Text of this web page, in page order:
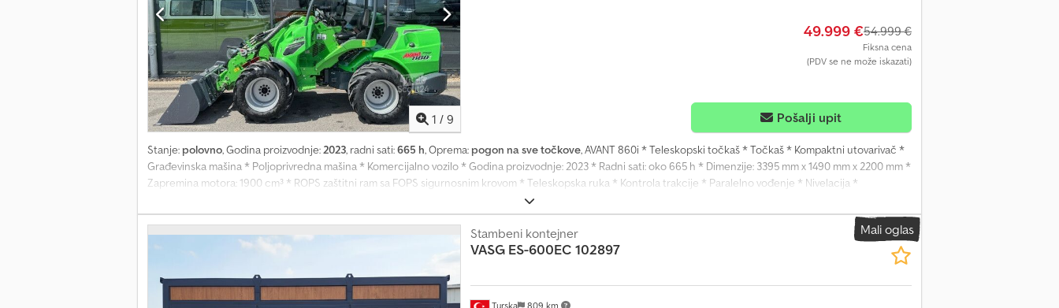
1 / 9
49.999 €54.999 €
Fiksna cena
(PDV se ne može iskazati)
Pošalji upit
Stanje: polovno, Godina proizvodnje:2023, radni sati:665 h, Oprema: pogon na sve točkove, AVANT 860i * Teleskopski točkaš * Točkaš * Kompaktni utovarivač *
Građevinska mašina * Poljoprivredna mašina * Komercijalno vozilo * Godina proizvodnje: 2023 * Radni sati: oko 665 h * Dimenzije: 3395 mm x 1490 mm x 2200 mm *
Zapremina motora: 1900 cm³ * ROPS zaštitni ram sa FOPS sigurnosnim krovom * Teleskopska ruka * Kontrola trakcije * Paralelno vođenje * Nivelacija *
Amortizovano sedište sa grejačem, naslonima za ruke i pojasom * 2 LED radna svetla * Hladnjak hidrauličnog ulja * Integrisano zadnje teg 275 kg * 180 kg bočni
tegovi * Hidraulična parkirna kočnica * Brojač obrtaja, brojač radnih sati, pokazivač temperature * Pomoćna hidraulika sa brzim sistemom promene (multispojka)
Dcjdpowv Dgaofx Aatsk * Težina 2540 kg * Standardne gume 380/55-17 AS * Pogon: hidrostatik, Avant OptidriveTM * Maksimalna brzina: 30 km/h * Dodatna
hidraulika: 80 l/min, 225 bar * Poluprečnik okretanja unutrašnji/spoljašnji: 1370 / 2990 mm * Maks. visina podizanja: 3500 mm * Maks. nosivost: 1900 kg * Maks. sila
kidanja/na 500 mm: 2200 kg * Proizvođač motora i tip: Kohler KDI 1903TCR Stage V * Snaga (ISO bruto): 41 kW (56 KS) * Maks. obrtni moment: 220 Nm @ 1500 o/min
* Gorivo: dizel Priključci kao što su viljuške za palete, kašika, plug za sneg ili malčer mogu se kupiti uz doplatu! PAŽNJA!!!!! OBAVEZNO PROČITATI!!!!! Izričito
zadržavamo pravo međuprodaje, jer ovaj artikal nudimo i na drugim portalima. Savetujemo detaljan pregled i proveru, kako ne bi došlo do pogrešnih predstava o
Mali oglas
Turska 809 km
Stambeni kontejner
VASG ES-600EC 102897